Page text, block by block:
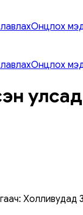
Онцлох
Онцлох